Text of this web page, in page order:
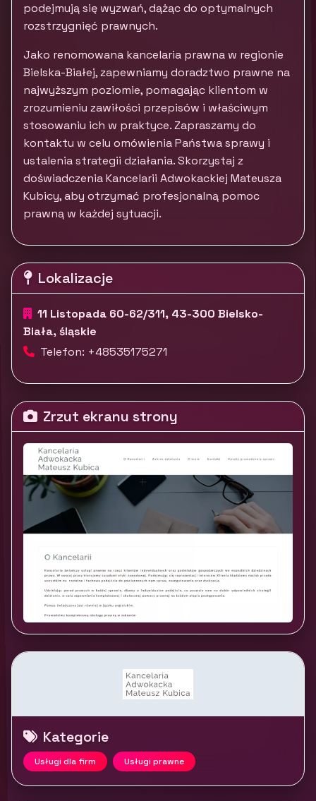
podejmują się wyzwań, dążąc do optymalnych
rozstrzygnięć prawnych.
Jako renomowana kancelaria prawna w regionie
Bielska-Białej, zapewniamy doradztwo prawne na
najwyższym poziomie, pomagając klientom w
zrozumieniu zawiłości przepisów i właściwym
stosowaniu ich w praktyce. Zapraszamy do
kontaktu w celu omówienia Państwa sprawy i
ustalenia strategii działania. Skorzystaj z
doświadczenia Kancelarii Adwokackiej Mateusza
Kubicy, aby otrzymać profesjonalną pomoc
prawną w każdej sytuacji.
Lokalizacje
11 Listopada 60-62/311, 43-300 Bielsko-
Biała, śląskie
Telefon: +48535175271
Zrzut ekranu strony
Kategorie
Usługi dla firm Usługi prawne